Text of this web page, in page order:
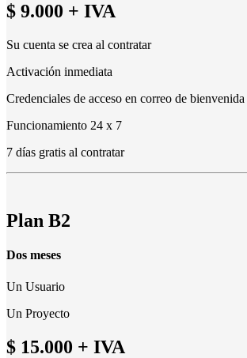
$ 9.000 + IVA
Su cuenta se crea al contratar
Activación inmediata
Credenciales de acceso en correo de bienvenida
Funcionamiento 24 x 7
7 días gratis al contratar
Plan B2
Dos meses
Un Usuario
Un Proyecto
$ 15.000 + IVA